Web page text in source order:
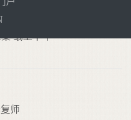
纸上千年
师